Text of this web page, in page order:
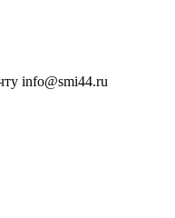
info@smi44.ru